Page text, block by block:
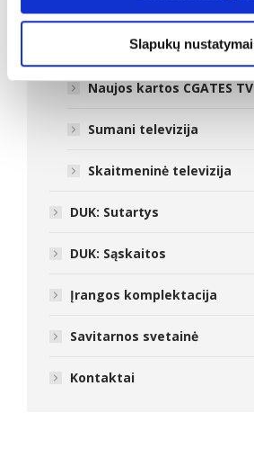
Slapukų nustatymai
DUK: Televizija
Naujos kartos CGATES TV
Sumani televizija
Skaitmeninė televizija
DUK: Sutartys
DUK: Sąskaitos
Įrangos komplektacija
Savitarnos svetainė
Kontaktai